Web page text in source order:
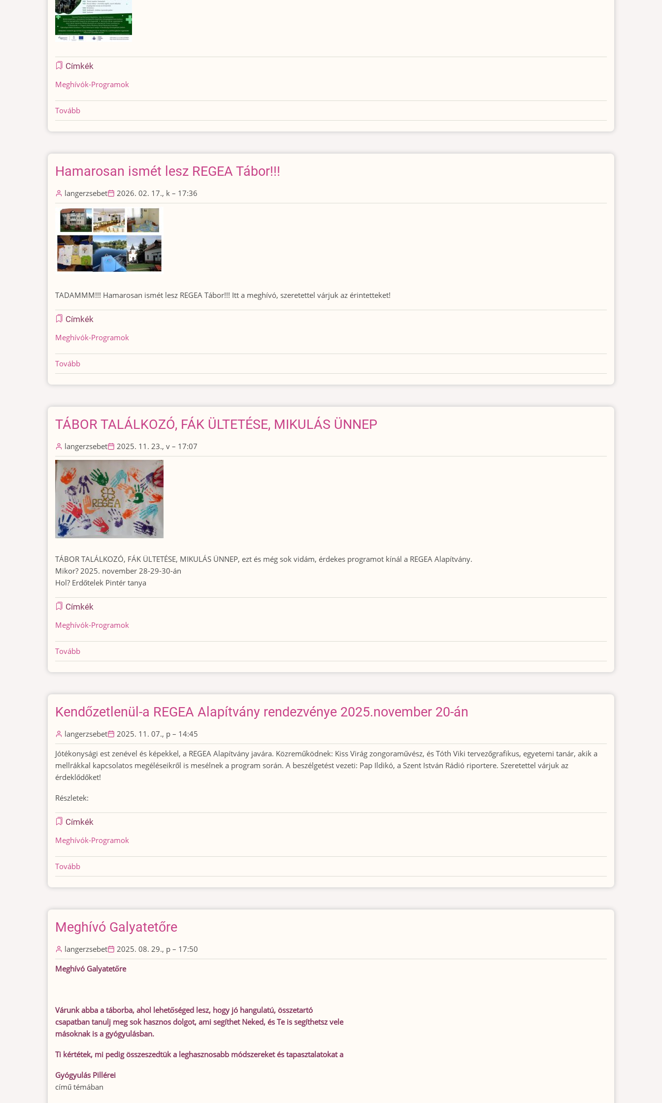
Címkék
Meghívók-Programok
Tovább
Kerecsenden
a
Hamarosan ismét lesz REGEA Tábor!!!
langerzsebet 2026. 02. 17., k – 17:36
TADAMMM!!! Hamarosan ismét lesz REGEA Tábor!!! Itt a meghívó, szeretettel várjuk az érintetteket!
Címkék
Meghívók-Programok
Tovább
Hamarosan
ismét
Tábor!!!
TÁBOR TALÁLKOZÓ, FÁK ÜLTETÉSE, MIKULÁS ÜNNEP
langerzsebet 2025. 11. 23., v – 17:07
TÁBOR TALÁLKOZÓ, FÁK ÜLTETÉSE, MIKULÁS ÜNNEP, ezt és még sok vidám, érdekes programot kínál a REGEA Alapítvány.
Mikor? 2025. november 28-29-30-án
Hol? Erdőtelek Pintér tanya
Címkék
Meghívók-Programok
Tovább
TALÁLKOZÓ,
FÁK
ÜNNEP)
Kendőzetlenül-a REGEA Alapítvány rendezvénye 2025.november 20-án
langerzsebet
2025. 11. 07., p – 14:45
Jótékonysági est zenével és képekkel, a REGEA Alapítvány javára. Közreműködnek: Kiss Virág zongoraművész, és Tóth Viki tervezőgrafikus, egyetemi tanár, akik a
mellrákkal kapcsolatos megéléseikről is mesélnek a program során. A beszélgetést vezeti: Pap Ildikó, a Szent István Rádió riportere. Szeretettel várjuk az
érdeklődőket!
Részletek:
Címkék
Meghívók-Programok
Tovább
a
REGEA
2025.november
án)
Meghívó Galyatetőre
langerzsebet
2025. 08. 29., p – 17:50
Meghívó Galyatetőre
Várunk abba a táborba, ahol lehetőséged lesz, hogy jó hangulatú, összetartó
csapatban tanulj meg sok hasznos dolgot, ami segíthet Neked, és Te is segíthetsz vele
másoknak is a gyógyulásban.
Ti kértétek, mi pedig összeszedtük a leghasznosabb módszereket és tapasztalatokat a
Gyógyulás Pillérei
című témában